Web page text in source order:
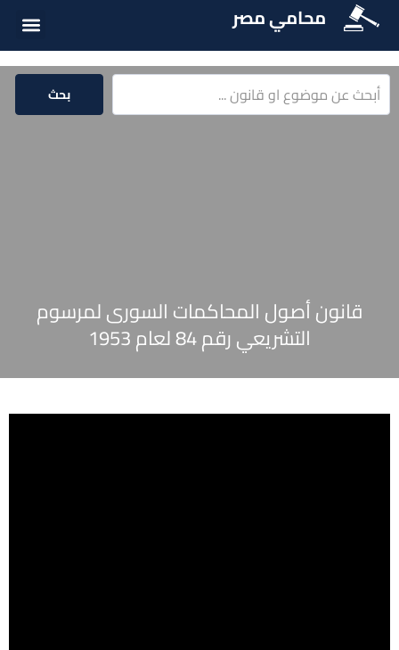
محامي مصر
بحث
قانون أصول المحاكمات السورى لمرسوم
التشريعي رقم 84 لعام 1953